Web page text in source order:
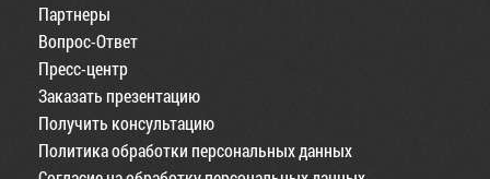
Партнеры
Вопрос-Ответ
Пресс-центр
Заказать презентацию
Получить консультацию
Политика обработки персональных данных